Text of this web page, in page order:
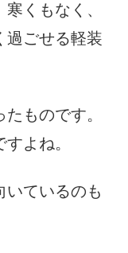
くもなく、
過ごせる軽装
ものです。
よね。
いているのも